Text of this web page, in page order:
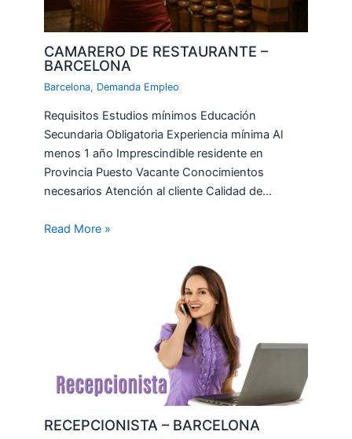
CAMARERO DE RESTAURANTE –
BARCELONA
Barcelona, Demanda Empleo
Requisitos Estudios mínimos Educación
Secundaria Obligatoria Experiencia mínima Al
menos 1 año Imprescindible residente en
Provincia Puesto Vacante Conocimientos
necesarios Atención al cliente Calidad de…
Read More »
RECEPCIONISTA – BARCELONA